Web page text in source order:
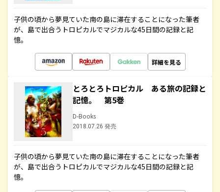
子供の頃から夢見ていた南の島に滞在することになった筆者
が、島で出合うトロピカルでマジカルな45日間の記録と記
憶。
詳細を見る
とろとろトロピカル ある旅の記録と
記憶。 第5巻
D-Books
2018.07.26 発売
子供の頃から夢見ていた南の島に滞在することになった筆者
が、島で出合うトロピカルでマジカルな45日間の記録と記
憶。